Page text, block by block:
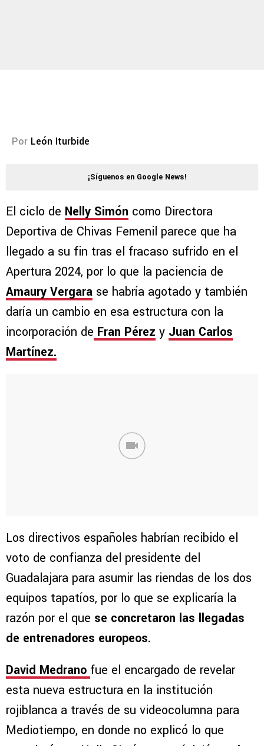
Por León Iturbide
¡Síguenos en Google News!
El ciclo de Nelly Simón como Directora
Deportiva de Chivas Femenil parece que ha
llegado a su fin tras el fracaso sufrido en el
Apertura 2024, por lo que la paciencia de
Amaury Vergara se habría agotado y también
daría un cambio en esa estructura con la
incorporación de Fran Pérez y Juan Carlos
Martínez.
Los directivos españoles habrían recibido el
voto de confianza del presidente del
Guadalajara para asumir las riendas de los dos
equipos tapatíos, por lo que se explicaría la
razón por el que se concretaron las llegadas
de entrenadores europeos.
David Medrano fue el encargado de revelar
esta nueva estructura en la institución
rojiblanca a través de su videocolumna para
Mediotiempo, en donde no explicó lo que